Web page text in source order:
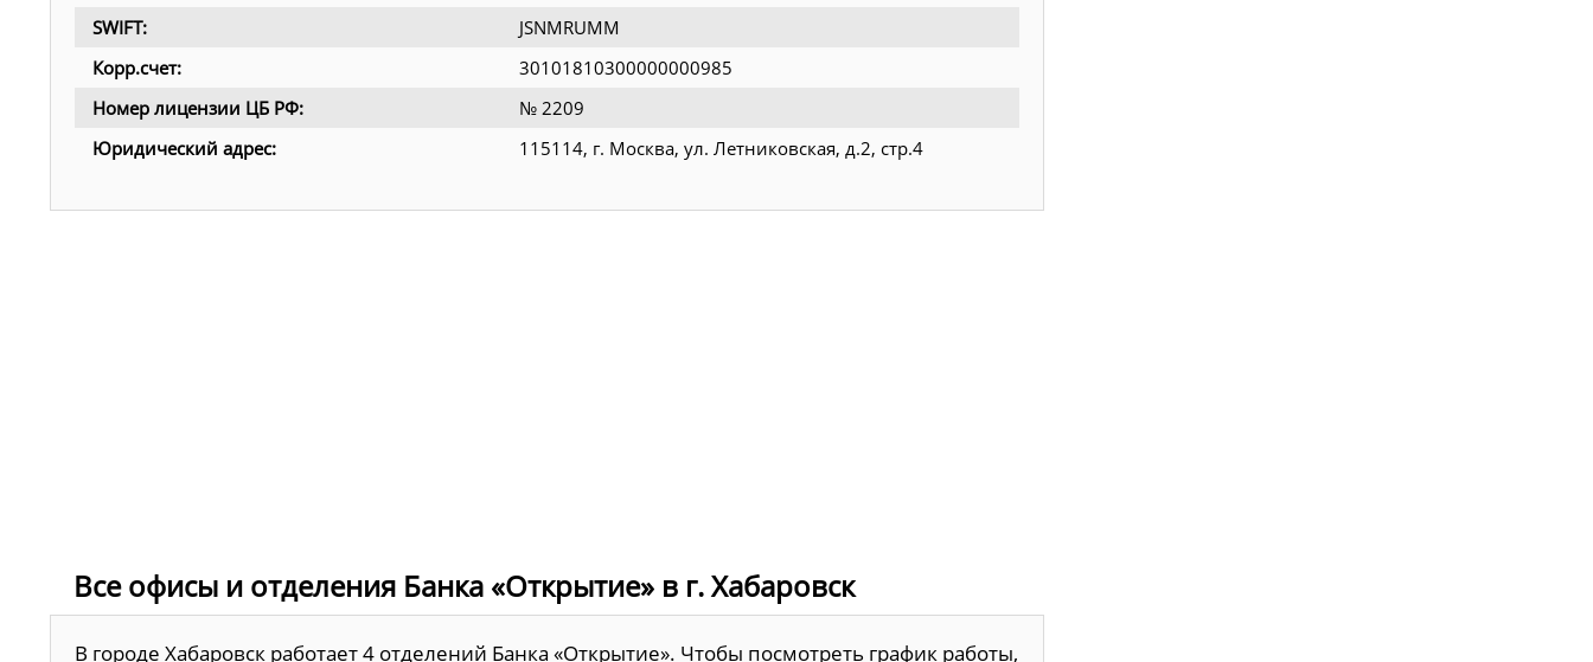
SWIFT:
JSNMRUMM
Корр.счет:
30101810300000000985
Номер лицензии ЦБ РФ:
№ 2209
Юридический адрес:
115114, г. Москва, ул. Летниковская, д.2, стр.4
Все офисы и отделения Банка «Открытие» в г. Хабаровск
В городе Хабаровск работает 4 отделений Банка «Открытие». Чтобы посмотреть график работы,